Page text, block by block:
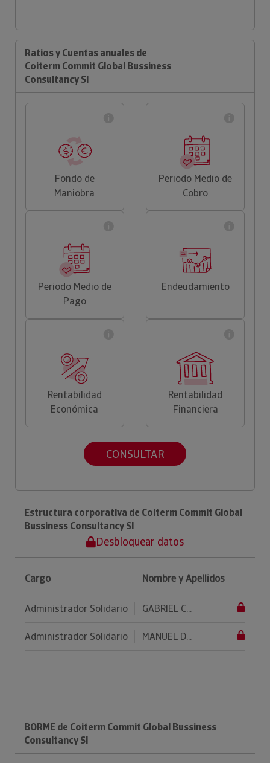
Ratios y Cuentas anuales de
Coiterm Commit Global Bussiness
Consultancy Sl
Fondo de
Maniobra
Periodo Medio de
Cobro
Periodo Medio de
Pago
Endeudamiento
Rentabilidad
Económica
Rentabilidad
Financiera
CONSULTAR
Estructura corporativa de Coiterm Commit Global
Bussiness Consultancy Sl
Desbloquear datos
Cargo Nombre y Apellidos
Administrador Solidario GABRIEL C...
Administrador Solidario MANUEL D...
BORME de Coiterm Commit Global Bussiness
Consultancy Sl